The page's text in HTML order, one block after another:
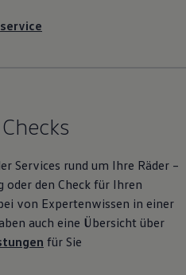
Services rund um Ihre Räder –
oder den Check für Ihren
von Expertenwissen in einer
auch eine Übersicht über
für Sie